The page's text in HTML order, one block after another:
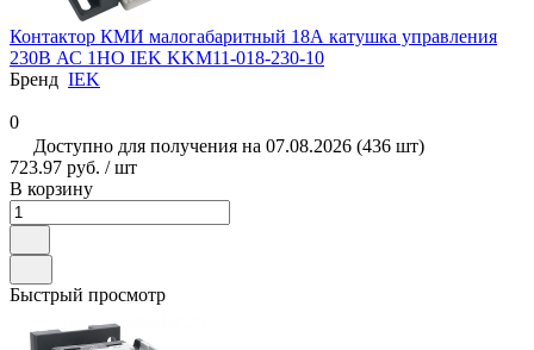
Контактор КМИ малогабаритный 18А катушка управления
230В АС 1НО IEK KKM11-018-230-10
Бренд IEK
0
Доступно для получения на 07.08.2026 (436 шт)
723.97 руб. / шт
В корзину
Быстрый просмотр